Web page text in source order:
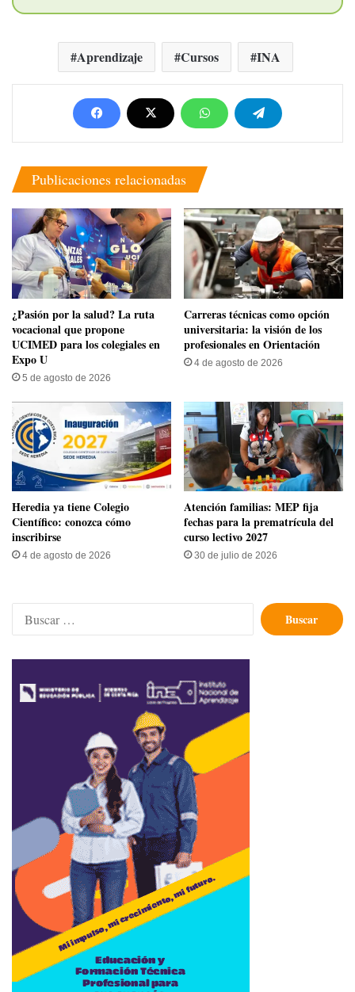
Aprendizaje Cursos INA
Publicaciones relacionadas
​¿Pasión por la salud? La ruta
vocacional que propone
UCIMED para los colegiales en
Expo U
5 de agosto de 2026
Carreras técnicas como opción
universitaria: la visión de los
profesionales en Orientación
4 de agosto de 2026
Heredia ya tiene Colegio
Científico: conozca cómo
inscribirse
4 de agosto de 2026
Atención familias: MEP fija
fechas para la prematrícula del
curso lectivo 2027
30 de julio de 2026
Buscar: